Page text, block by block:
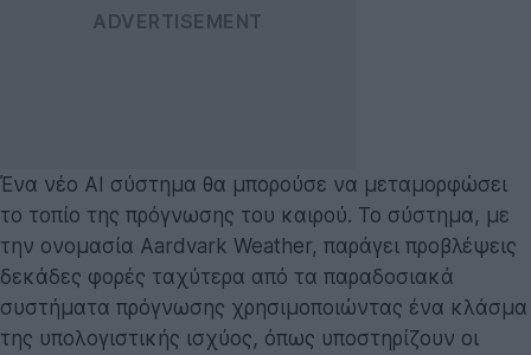
Ένα νέο AI σύστημα θα μπορούσε να μεταμορφώσει
το τοπίο της πρόγνωσης του καιρού. Το σύστημα, με
την ονομασία Aardvark Weather, παράγει προβλέψεις
δεκάδες φορές ταχύτερα από τα παραδοσιακά
συστήματα πρόγνωσης χρησιμοποιώντας ένα κλάσμα
της υπολογιστικής ισχύος, όπως υποστηρίζουν οι